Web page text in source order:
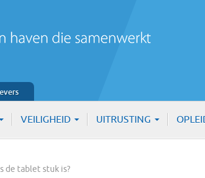
VEILIGHEID UITRUSTING
de tablet stuk is?